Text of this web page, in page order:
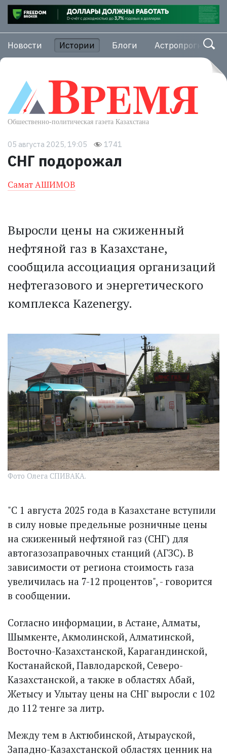
Новости Истории Блоги Астропрогноз
05 августа 2025, 19:05 1741
СНГ подорожал
Самат АШИМОВ
Выросли цены на сжиженный
нефтяной газ в Казахстане,
сообщила ассоциация организаций
нефтегазового и энергетического
комплекса Kazenergy.
Фото Олега СПИВАКА.
"С 1 августа 2025 года в Казахстане вступили
в силу новые предельные розничные цены
на сжиженный нефтяной газ (СНГ) для
автогазозаправочных станций (АГЗС). В
зависимости от региона стоимость газа
увеличилась на 7-12 процентов", - говорится
в сообщении.
Согласно информации, в Астане, Алматы,
Шымкенте, Акмолинской, Алматинской,
Восточно-Казахстанской, Карагандинской,
Костанайской, Павлодарской, Северо-
Казахстанской, а также в областях Абай,
Жетысу и Улытау цены на СНГ выросли с 102
до 112 тенге за литр.
Между тем в Актюбинской, Атырауской,
Западно-Казахстанской областях ценник на